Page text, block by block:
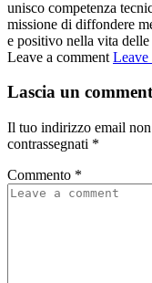
unisco competenza
missione di diffondere
e positivo nella vita delle
Leave a comment Leave
Lascia un
Il tuo indirizzo email
contrassegnati *
Commento *